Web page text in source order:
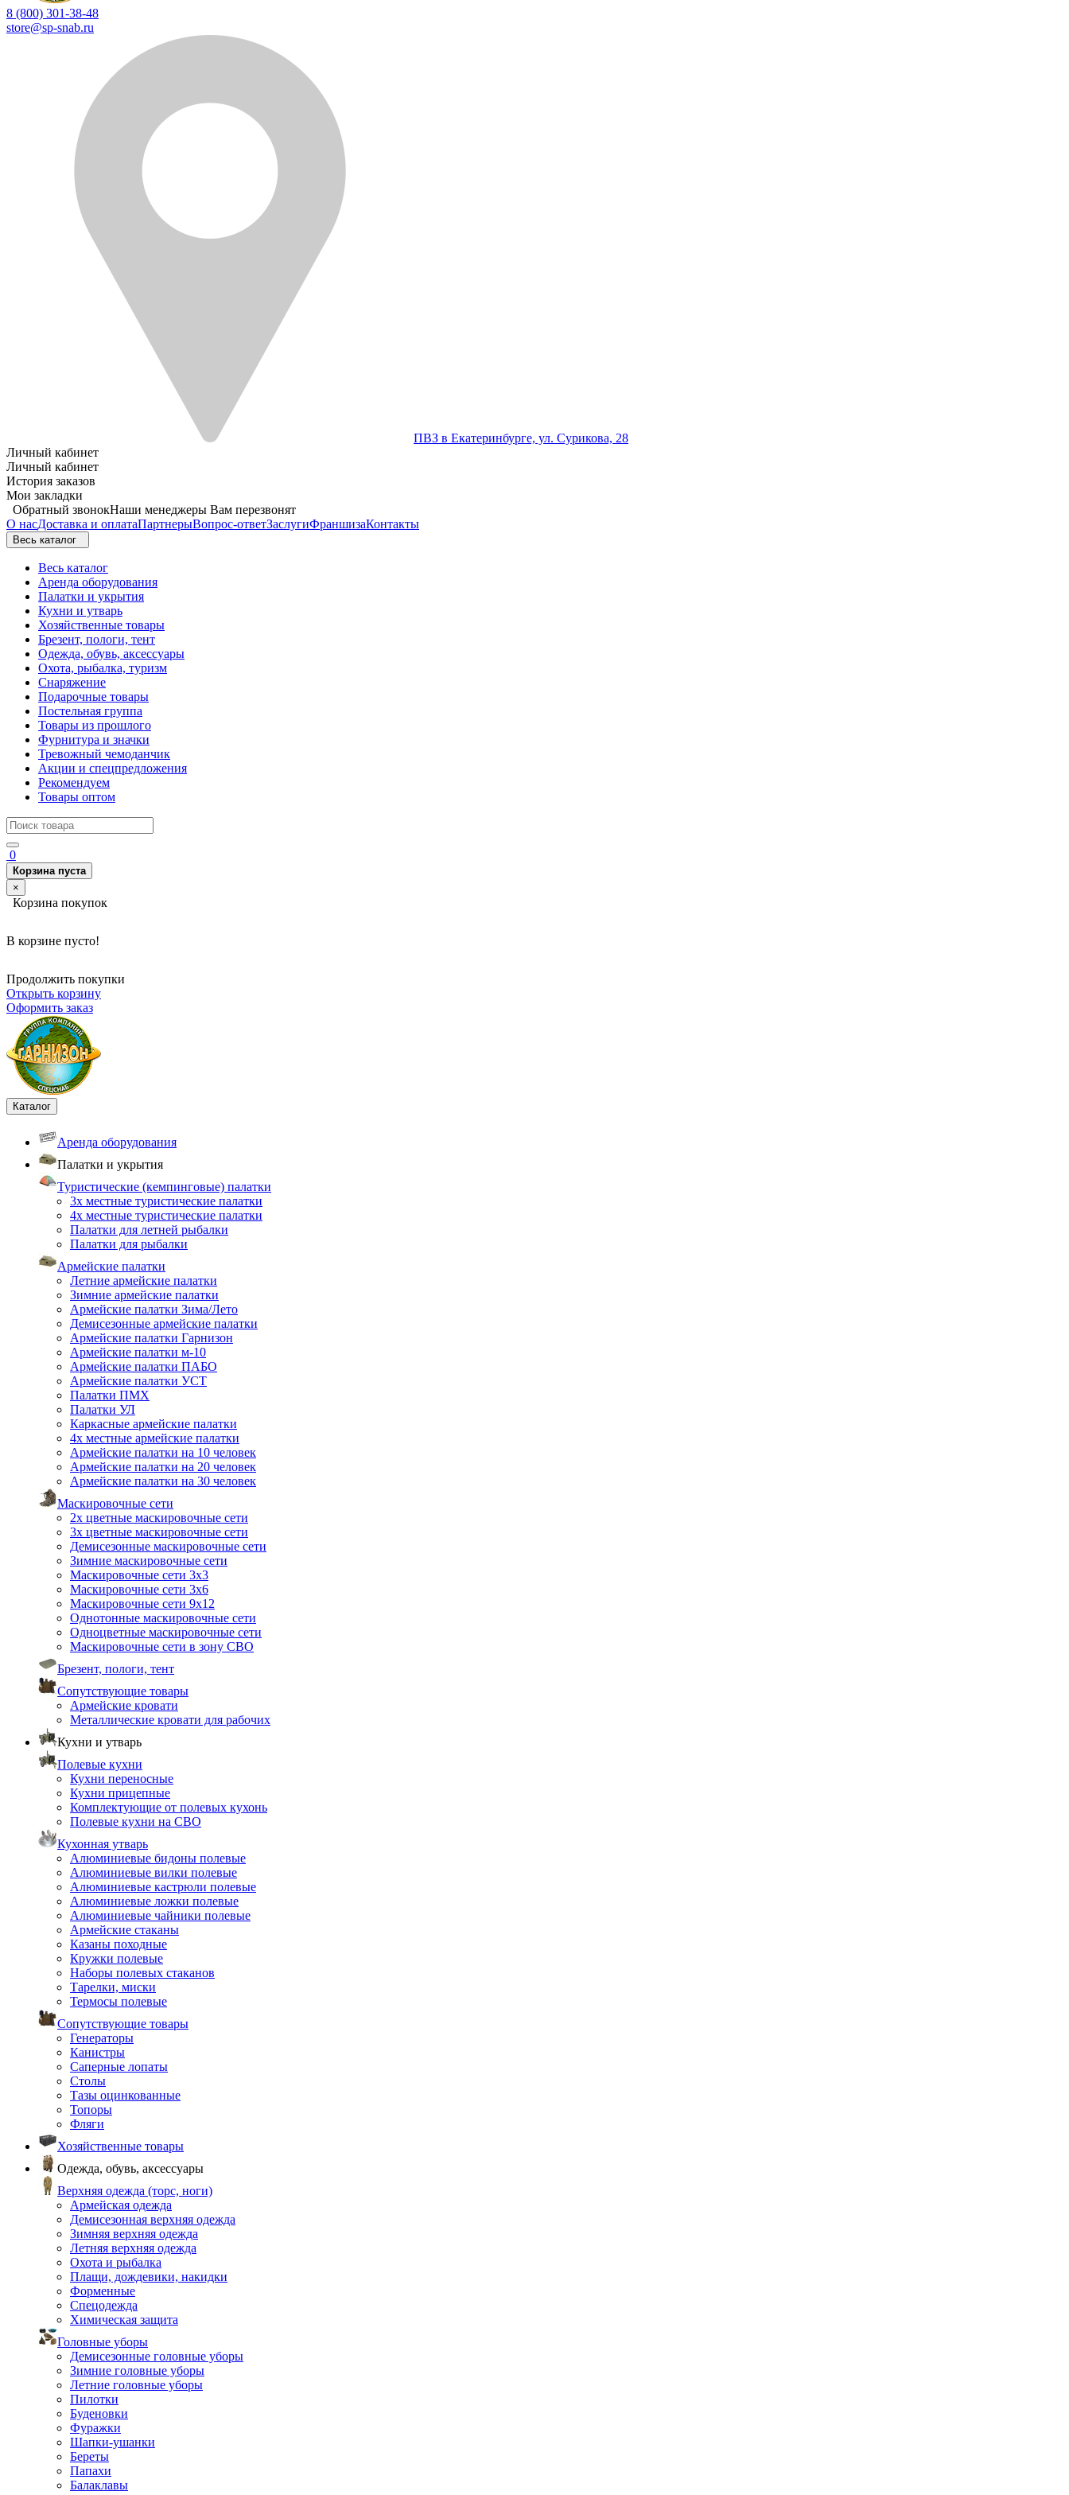
8 (800) 301-38-48
store@sp-snab.ru
ПВЗ в Екатеринбурге, ул. Сурикова, 28
Личный кабинет
Личный кабинет
История заказов
Мои закладки
Обратный звонокНаши менеджеры Вам перезвонят
О насДоставка и оплатаПартнерыВопрос-ответЗаслугиФраншизаКонтакты
Весь каталог
Весь каталог
Аренда оборудования
Палатки и укрытия
Кухни и утварь
Хозяйственные товары
Брезент, пологи, тент
Одежда, обувь, аксессуары
Охота, рыбалка, туризм
Снаряжение
Подарочные товары
Постельная группа
Товары из прошлого
Фурнитура и значки
Тревожный чемоданчик
Акции и спецпредложения
Рекомендуем
Товары оптом
0
Корзина пуста
×
Корзина покупок
В корзине пусто!
Продолжить покупки
Открыть корзину
Оформить заказ
Каталог
Аренда оборудования
Палатки и укрытия
Туристические (кемпинговые) палатки
3х местные туристические палатки
4х местные туристические палатки
Палатки для летней рыбалки
Палатки для рыбалки
Армейские палатки
Летние армейские палатки
Зимние армейские палатки
Армейские палатки Зима/Лето
Демисезонные армейские палатки
Армейские палатки Гарнизон
Армейские палатки м-10
Армейские палатки ПАБО
Армейские палатки УСТ
Палатки ПМХ
Палатки УЛ
Каркасные армейские палатки
4х местные армейские палатки
Армейские палатки на 10 человек
Армейские палатки на 20 человек
Армейские палатки на 30 человек
Маскировочные сети
2х цветные маскировочные сети
3х цветные маскировочные сети
Демисезонные маскировочные сети
Зимние маскировочные сети
Маскировочные сети 3х3
Маскировочные сети 3х6
Маскировочные сети 9х12
Однотонные маскировочные сети
Одноцветные маскировочные сети
Маскировочные сети в зону СВО
Брезент, пологи, тент
Сопутствующие товары
Армейские кровати
Металлические кровати для рабочих
Кухни и утварь
Полевые кухни
Кухни переносные
Кухни прицепные
Комплектующие от полевых кухонь
Полевые кухни на СВО
Кухонная утварь
Алюминиевые бидоны полевые
Алюминиевые вилки полевые
Алюминиевые кастрюли полевые
Алюминиевые ложки полевые
Алюминиевые чайники полевые
Армейские стаканы
Казаны походные
Кружки полевые
Наборы полевых стаканов
Тарелки, миски
Термосы полевые
Сопутствующие товары
Генераторы
Канистры
Саперные лопаты
Столы
Тазы оцинкованные
Топоры
Фляги
Хозяйственные товары
Одежда, обувь, аксессуары
Верхняя одежда (торс, ноги)
Армейская одежда
Демисезонная верхняя одежда
Зимняя верхняя одежда
Летняя верхняя одежда
Охота и рыбалка
Плащи, дождевики, накидки
Форменные
Спецодежда
Химическая защита
Головные уборы
Демисезонные головные уборы
Зимние головные уборы
Летние головные уборы
Пилотки
Буденовки
Фуражки
Шапки-ушанки
Береты
Папахи
Балаклавы